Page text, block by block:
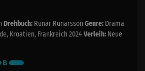
Drehbuch: Runar Runarsson Genre: Drama
Kroatien, Frankreich 2024Verleih: Neue